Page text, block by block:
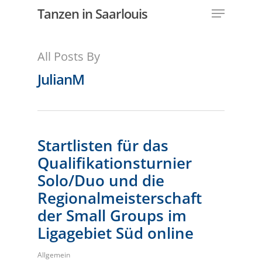
Tanzen in Saarlouis Menu
All Posts By
JulianM
Startlisten für das
Qualifikationsturnier
Solo/Duo und die
Regionalmeisterschaft
der Small Groups im
Ligagebiet Süd online
Allgemein